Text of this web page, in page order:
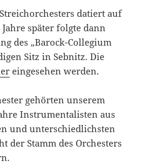
datiert auf
später folgte dann
des „Barock-Collegium
Sitz in Sebnitz. Die
eingesehen werden.
gehörten unserem
Instrumentalisten aus
und unterschiedlichsten
der Stamm des Orchesters